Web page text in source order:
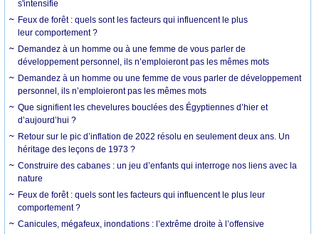
s'intensifie
Feux de forêt : quels sont les facteurs qui influencent le plus
leur comportement ?
Demandez à un homme ou à une femme de vous parler de
développement personnel, ils n’emploieront pas les mêmes mots
Demandez à un homme ou une femme de vous parler de développement
personnel, ils n’emploieront pas les mêmes mots
Que signifient les chevelures bouclées des Égyptiennes d’hier et
d’aujourd’hui ?
Retour sur le pic d’inflation de 2022 résolu en seulement deux ans. Un
héritage des leçons de 1973 ?
Construire des cabanes : un jeu d’enfants qui interroge nos liens avec la
nature
Feux de forêt : quels sont les facteurs qui influencent le plus leur
comportement ?
Canicules, mégafeux, inondations : l’extrême droite à l’offensive